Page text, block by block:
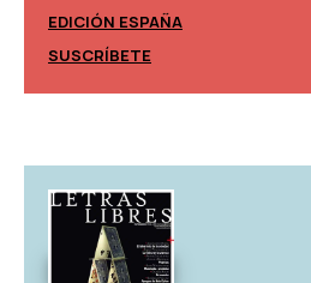
EDICIÓN ESPAÑA
SUSCRÍBETE